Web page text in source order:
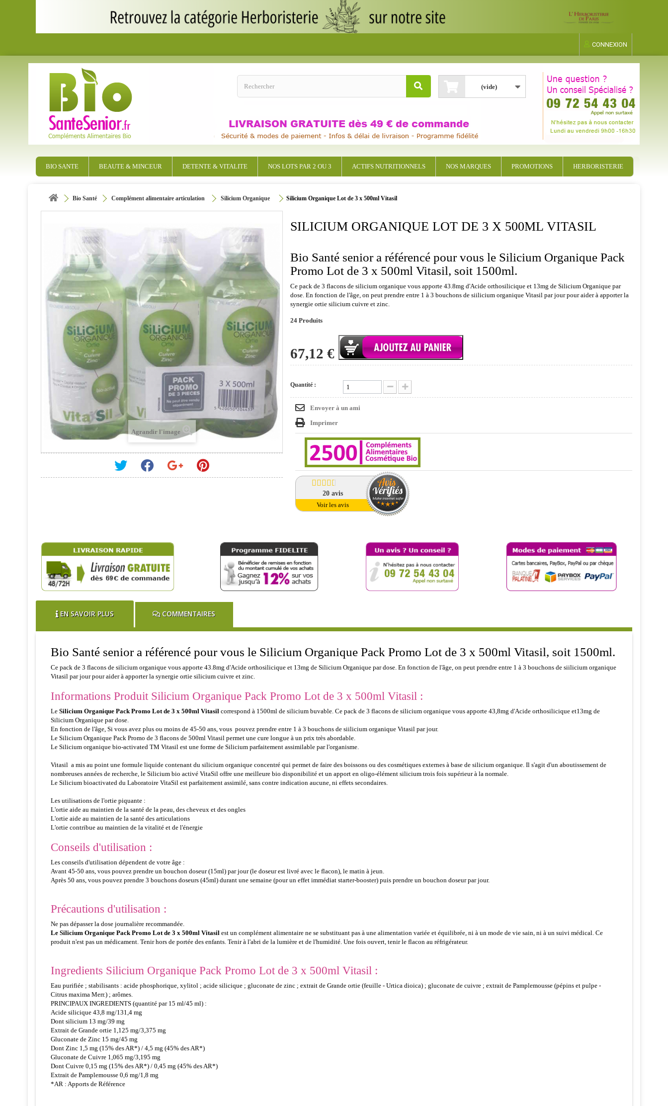
CONNEXION
(vide)
BIO SANTE BEAUTE & MINCEUR DETENTE & VITALITE NOS LOTS PAR 2 OU 3 ACTIFS NUTRITIONNELS NOS MARQUES PROMOTIONS HERBORISTERIE
Bio Santé Complément alimentaire articulation Silicium Organique Silicium Organique Lot de 3 x 500ml Vitasil
Agrandir l'image
SILICIUM ORGANIQUE LOT DE 3 X 500ML VITASIL
Bio Santé senior a référencé pour vous le Silicium Organique Pack
Promo Lot de 3 x 500ml Vitasil, soit 1500ml.
Ce pack de 3 flacons de silicium organique vous apporte 43.8mg d'Acide orthosilicique et 13mg de Silicium Organique par
dose. En fonction de l'âge, on peut prendre entre 1 à 3 bouchons de siilicium organique Vitasil par jour pour aider à apporter la
synergie ortie silicium cuivre et zinc.
24 Produits
67,12 €
Quantité :
Envoyer à un ami
Imprimer
20 avis
Voir les avis
EN SAVOIR PLUS COMMENTAIRES
Bio Santé senior a référencé pour vous le Silicium Organique Pack Promo Lot de 3 x 500ml Vitasil, soit 1500ml.
Ce pack de 3 flacons de silicium organique vous apporte 43.8mg d'Acide orthosilicique et 13mg de Silicium Organique par dose. En fonction de l'âge, on peut prendre entre 1 à 3 bouchons de siilicium organique
Vitasil par jour pour aider à apporter la synergie ortie silicium cuivre et zinc.
Informations Produit Silicium Organique Pack Promo Lot de 3 x 500ml Vitasil :
Le Silicium Organique Pack Promo Lot de 3 x 500ml Vitasil correspond à 1500ml de silicium buvable. Ce pack de 3 flacons de silicium organique vous apporte 43,8mg d'Acide orthosilicique et13mg de
Silicium Organique par dose.
En fonction de l'âge, Si vous avez plus ou moins de 45-50 ans, vous pouvez prendre entre 1 à 3 bouchons de siilicium organique Vitasil par jour.
Le Silicium Organique Pack Promo de 3 flacons de 500ml Vitasil permet une cure longue à un prix très abordable.
Le Silicium organique bio-activated TM Vitasil est une forme de Silicium parfaitement assimilable par l'organisme.
Vitasil a mis au point une formule liquide contenant du silicium organique concentré qui permet de faire des boissons ou des cosmétiques externes à base de silicium organique. Il s'agit d'un aboutissement de
nombreuses années de recherche, le Silicium bio activé VitaSil offre une meilleure bio disponibilité et un apport en oligo-élément silicium trois fois supérieur à la normale.
Le Silicium bioactivated du Laboratoire VitaSil est parfaitement assimilé, sans contre indication aucune, ni effets secondaires.
Les utilisations de l'ortie piquante :
L'ortie aide au maintien de la santé de la peau, des cheveux et des ongles
L'ortie aide au maintien de la santé des articulations
L'ortie contribue au maintien de la vitalité et de l'énergie
Conseils d'utilisation :
Les conseils d'utilisation dépendent de votre âge :
Avant 45-50 ans, vous pouvez prendre un bouchon doseur (15ml) par jour (le doseur est livré avec le flacon), le matin à jeun.
Après 50 ans, vous pouvez prendre 3 bouchons doseurs (45ml) durant une semaine (pour un effet immédiat starter-booster) puis prendre un bouchon doseur par jour.
Précautions d'utilisation :
Ne pas dépasser la dose journalière recommandée.
Le Silicium Organique Pack Promo Lot de 3 x 500ml Vitasil est un complément alimentaire ne se substituant pas à une alimentation variée et équilibrée, ni à un mode de vie sain, ni à un suivi médical. Ce
produit n'est pas un médicament. Tenir hors de portée des enfants. Tenir à l'abri de la lumière et de l'humidité. Une fois ouvert, tenir le flacon au réfrigérateur.
Ingredients Silicium Organique Pack Promo Lot de 3 x 500ml Vitasil :
Eau purifiée ; stabilisants : acide phosphorique, xylitol ; acide silicique ; gluconate de zinc ; extrait de Grande ortie (feuille - Urtica dioica) ; gluconate de cuivre ; extrait de Pamplemousse (pépins et pulpe -
Citrus maxima Merr.) ; arômes.
PRINCIPAUX INGREDIENTS (quantité par 15 ml/45 ml) :
Acide silicique 43,8 mg/131,4 mg
Dont silicium 13 mg/39 mg
Extrait de Grande ortie 1,125 mg/3,375 mg
Gluconate de Zinc 15 mg/45 mg
Dont Zinc 1,5 mg (15% des AR*) / 4,5 mg (45% des AR*)
Gluconate de Cuivre 1,065 mg/3,195 mg
Dont Cuivre 0,15 mg (15% des AR*) / 0,45 mg (45% des AR*)
Extrait de Pamplemousse 0,6 mg/1,8 mg
*AR : Apports de Référence